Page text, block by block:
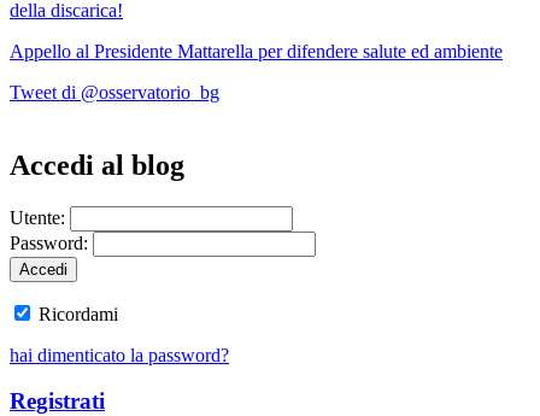
della discarica!
Appello al Presidente Mattarella per difendere salute ed ambiente
Tweet di @osservatorio_bg
Accedi al blog
Utente:
Password:
Ricordami
hai dimenticato la password?
Registrati